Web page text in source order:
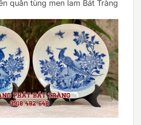
quần tùng men lam Bát Tràng